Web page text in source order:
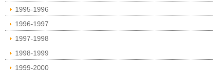
1995-1996
1996-1997
1997-1998
1998-1999
1999-2000